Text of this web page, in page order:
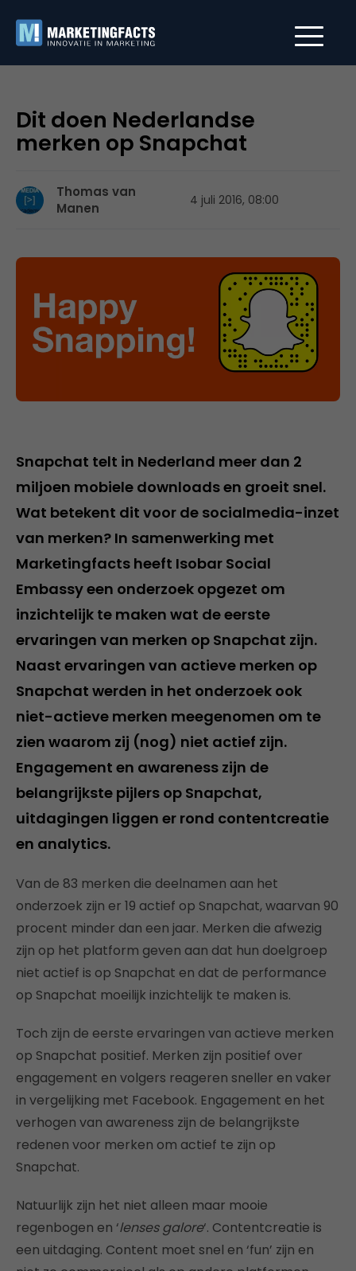
Dit doen Nederlandse
merken op Snapchat
Thomas van
Manen
4 juli 2016, 08:00
Snapchat telt in Nederland meer dan 2
miljoen mobiele downloads en groeit snel.
Wat betekent dit voor de socialmedia-inzet
van merken? In samenwerking met
Marketingfacts heeft Isobar Social
Embassy een onderzoek opgezet om
inzichtelijk te maken wat de eerste
ervaringen van merken op Snapchat zijn.
Naast ervaringen van actieve merken op
Snapchat werden in het onderzoek ook
niet-actieve merken meegenomen om te
zien waarom zij (nog) niet actief zijn.
Engagement en awareness zijn de
belangrijkste pijlers op Snapchat,
uitdagingen liggen er rond contentcreatie
en analytics.
Van de 83 merken die deelnamen aan het
onderzoek zijn er 19 actief op Snapchat, waarvan 90
procent minder dan een jaar. Merken die afwezig
zijn op het platform geven aan dat hun doelgroep
niet actief is op Snapchat en dat de performance
op Snapchat moeilijk inzichtelijk te maken is.
Toch zijn de eerste ervaringen van actieve merken
op Snapchat positief. Merken zijn positief over
engagement en volgers reageren sneller en vaker
in vergelijking met Facebook. Engagement en het
verhogen van awareness zijn de belangrijkste
redenen voor merken om actief te zijn op
Snapchat.
Natuurlijk zijn het niet alleen maar mooie
regenbogen en ‘lenses galore‘. Contentcreatie is
een uitdaging. Content moet snel en ‘fun’ zijn en